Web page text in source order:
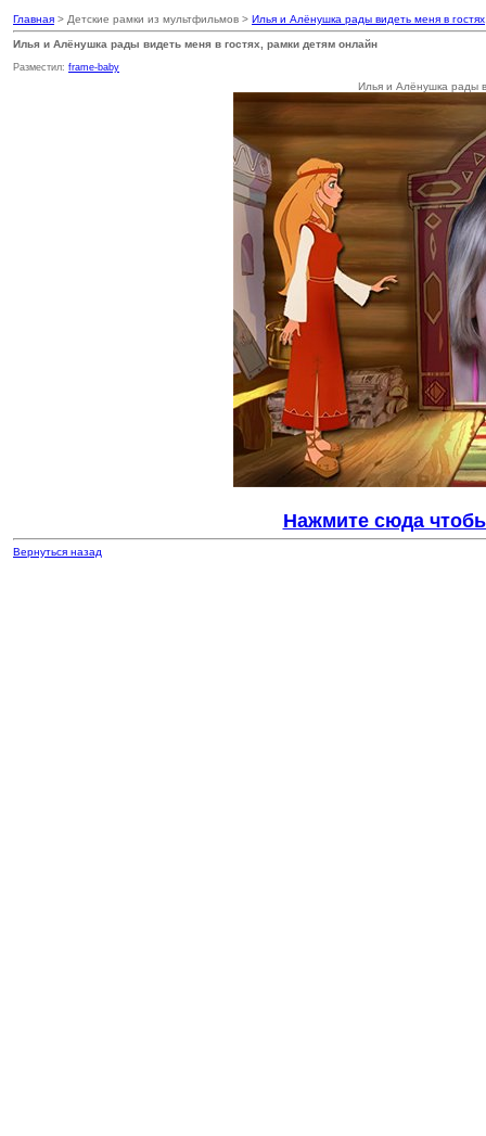
Главная > Детские рамки из мультфильмов > Илья и Алёнушка рады видеть меня в
Илья и Алёнушка рады видеть меня в гостях, рамки детям онлайн
Разместил: frame-baby
Илья и Алёнушка рады
Нажмите сюда
Вернуться назад